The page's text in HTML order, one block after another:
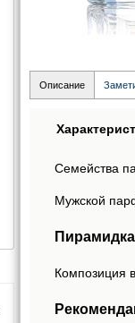
Описание
Семейства
Мужской
Композиция